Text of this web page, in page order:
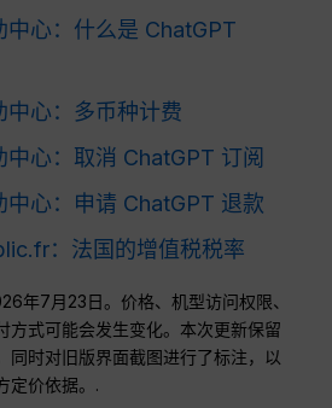
中心：什么是 ChatGPT
中心：多币种计费
心：取消 ChatGPT 订阅
中心：申请 ChatGPT 退款
：法国的增值税税率
年7月23日。价格、机型访问权限、
方式可能会发生变化。本次更新保留
同时对旧版界面截图进行了标注，以
定价依据。.